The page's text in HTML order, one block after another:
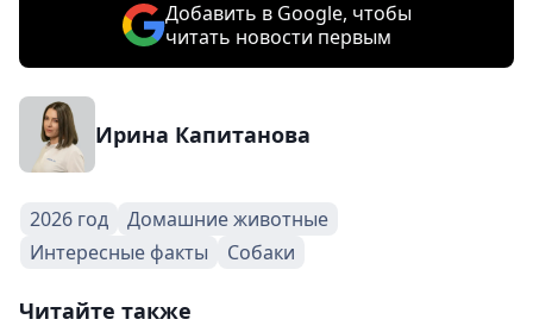
Добавить в Google, чтобы
читать новости первым
Ирина Капитанова
2026 год
Домашние животные
Интересные факты
Собаки
Читайте также